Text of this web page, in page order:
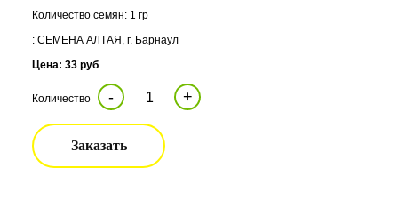
Количество семян: 1 гр
: СЕМЕНА АЛТАЯ, г. Барнаул
Цена: 33 руб
Количество - +
Заказать